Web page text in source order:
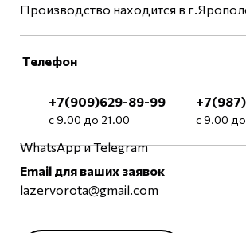
WhatsApp и Telegram
с 9.00
+7(909)629-89-99
с 9.00 до 21.00
Производство находится в
Телефон
Email для ваших заявок
lazervorota@gmail.com